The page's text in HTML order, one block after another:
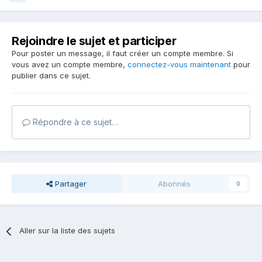
Rejoindre le sujet et participer
Pour poster un message, il faut créer un compte membre. Si
vous avez un compte membre, connectez-vous maintenant pour
publier dans ce sujet.
Répondre à ce sujet…
Partager Abonnés 0
Aller sur la liste des sujets